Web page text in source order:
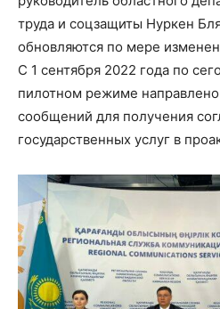
труда и соцзащиты Нуркен
обновляются по мере
С 1 сентября 2022 года по
пилотном режиме
сообщений для получения
государственных услуг в